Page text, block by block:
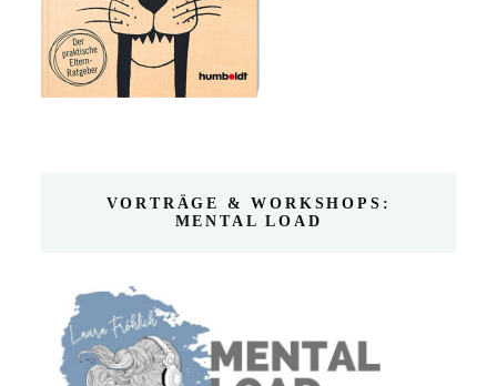
VORTRÄGE & WORKSHOPS:
MENTAL LOAD